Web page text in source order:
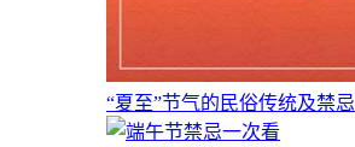
“夏至”节气的民俗传统及禁忌